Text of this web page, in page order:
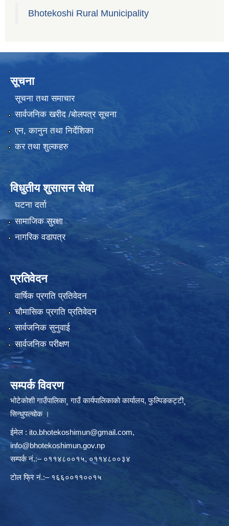
Bhotekoshi Rural Municipality
सूचना
सूचना तथा समाचार
सार्वजनिक खरीद /बोलपत्र सूचना
एन, कानुन तथा निर्देशिका
कर तथा शुल्कहरु
विधुतीय शुसासन सेवा
घटना दर्ता
सामाजिक सुरक्षा
नागरिक वडापत्र
प्रतिवेदन
वार्षिक प्रगति प्रतिवेदन
चौमासिक प्रगति प्रतिवेदन
सार्वजनिक सुनुवाई
सार्वजनिक परीक्षण
सम्पर्क विवरण
भोटेकोशी गाउँपालिका¸ गाउँ कार्यपालिकाकाे कार्यालय, फुल्पिङकट्टी¸
सिन्धुपल्चोक ।
ईमेल : ito.bhotekoshimun@gmail.com,
info@bhotekoshimun.gov.np
सम्पर्क नं.:– ०११४८००१५, ०११४८००३४
टाेल फ्रि नं.:– १६६००११००१५